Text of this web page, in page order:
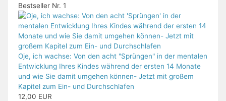
Bestseller Nr. 1
Oje, ich wachse: Von den acht "Sprüngen" in der mentalen
Entwicklung Ihres Kindes während der ersten 14 Monate
und wie Sie damit umgehen können- Jetzt mit großem
Kapitel zum Ein- und Durchschlafen
12,00 EUR